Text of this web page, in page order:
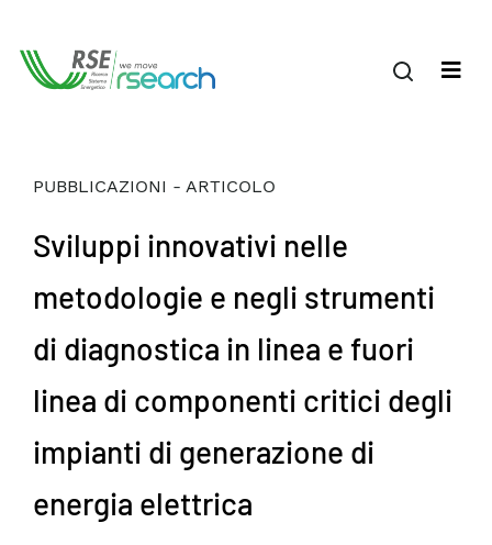
PUBBLICAZIONI - ARTICOLO
Sviluppi innovativi nelle
metodologie e negli strumenti
di diagnostica in linea e fuori
linea di componenti critici degli
impianti di generazione di
energia elettrica